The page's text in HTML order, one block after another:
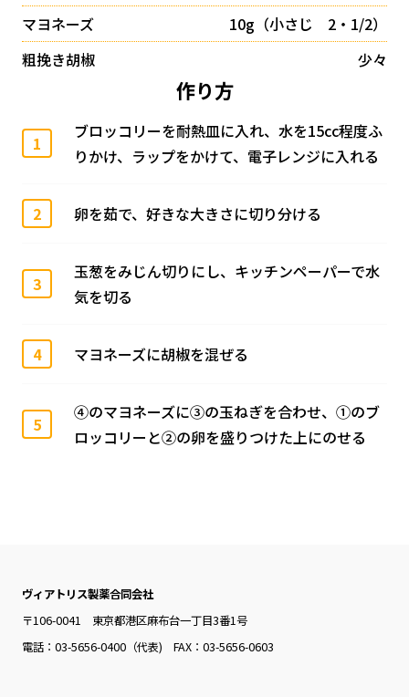
マヨネーズ
10g（小さじ 2・1/2）
粗挽き胡椒
少々
作り方
1
ブロッコリーを耐熱皿に入れ、水を15cc程度ふ
りかけ、ラップをかけて、電子レンジに入れる
2 卵を茹で、好きな大きさに切り分ける
3
玉葱をみじん切りにし、キッチンペーパーで水
気を切る
4 マヨネーズに胡椒を混ぜる
5
④のマヨネーズに③の玉ねぎを合わせ、①のブ
ロッコリーと②の卵を盛りつけた上にのせる
ヴィアトリス製薬合同会社
〒106-0041 東京都港区麻布台一丁目3番1号
電話：03-5656-0400（代表) FAX：03-5656-0603